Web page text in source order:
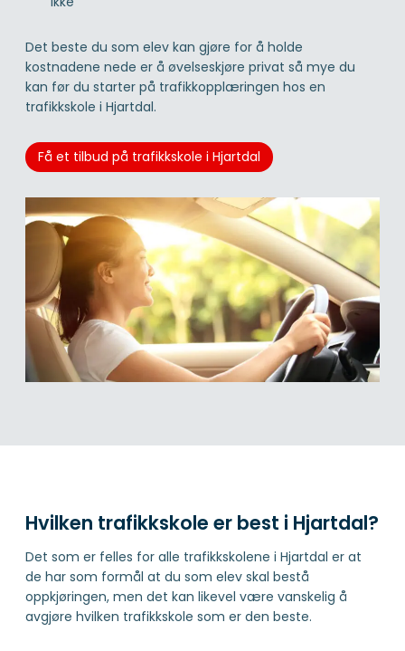
Det beste du som elev kan gjøre for å holde
kostnadene nede er å øvelseskjøre privat så mye du
kan før du starter på trafikkopplæringen hos en
trafikkskole i Hjartdal.
Få et tilbud på trafikkskole i Hjartdal
Hvilken trafikkskole er best i Hjartdal?
Det som er felles for alle trafikkskolene i Hjartdal er at
de har som formål at du som elev skal bestå
oppkjøringen, men det kan likevel være vanskelig å
avgjøre hvilken trafikkskole som er den beste.